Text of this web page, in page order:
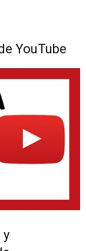
YouTube
y